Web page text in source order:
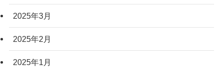
2025年3月
2025年2月
2025年1月